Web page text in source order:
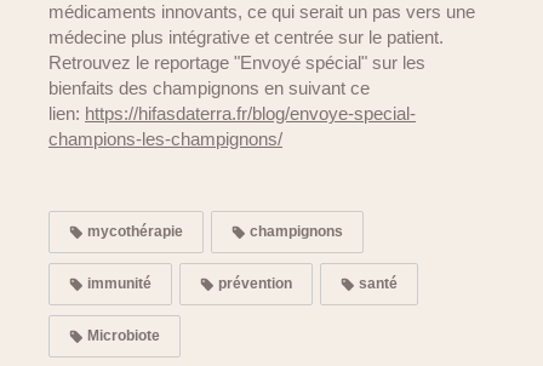
médicaments innovants, ce qui serait un pas vers une
médecine plus intégrative et centrée sur le patient.
Retrouvez le reportage "Envoyé spécial" sur les
bienfaits des champignons en suivant ce
lien: https://hifasdaterra.fr/blog/envoye-special-
champions-les-champignons/
mycothérapie champignons
immunité prévention santé
Microbiote